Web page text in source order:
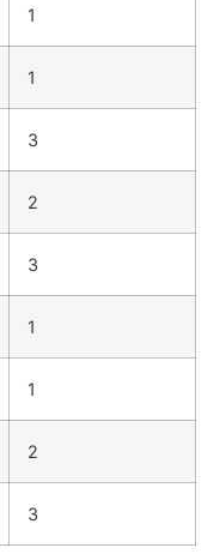
1
1
3
2
3
1
1
2
3